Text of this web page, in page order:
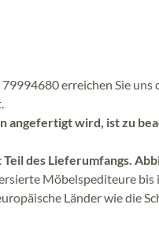
erreichen Sie
angefertigt wird, ist zu
des Lieferumfangs.
Möbelspediteure
Länder wie die